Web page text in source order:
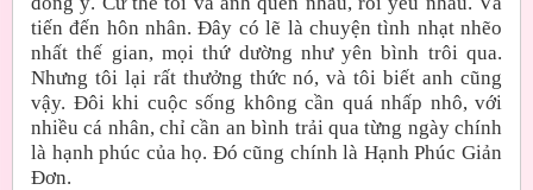
tiến đến hôn nhân. Đây có lẽ là chuyện tình nhạt nhẽo
nhất thế gian, mọi thứ dường như yên bình trôi qua.
Nhưng tôi lại rất thưởng thức nó, và tôi biết anh cũng
vậy. Đôi khi cuộc sống không cần quá nhấp nhô, với
nhiều cá nhân, chỉ cần an bình trải qua từng ngày chính
là hạnh phúc của họ. Đó cũng chính là Hạnh Phúc Giản
Đơn.